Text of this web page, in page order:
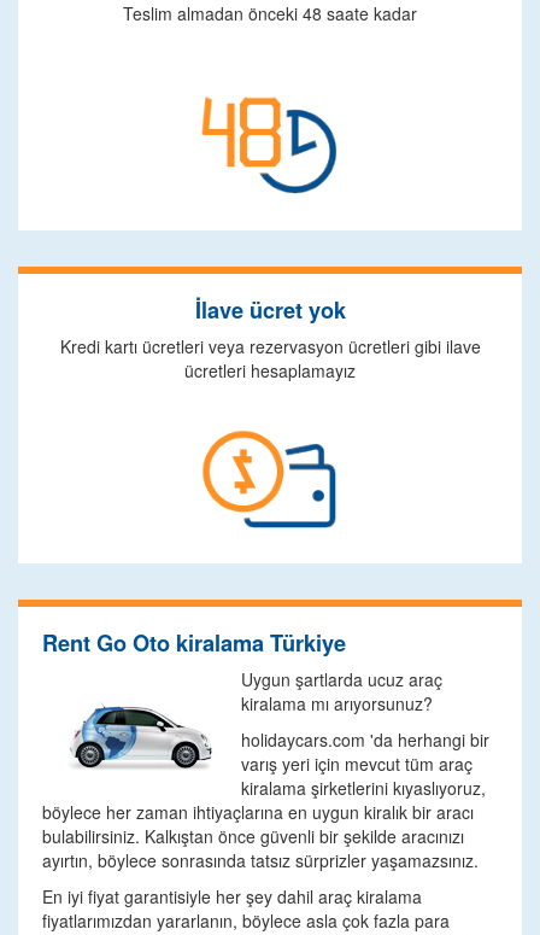
Teslim almadan önceki 48 saate kadar
İlave ücret yok
Kredi kartı ücretleri veya rezervasyon ücretleri gibi ilave
ücretleri hesaplamayız
Rent Go Oto kiralama Türkiye
Uygun şartlarda ucuz araç
kiralama mı arıyorsunuz?
holidaycars.com 'da herhangi bir
varış yeri için mevcut tüm araç
kiralama şirketlerini kıyaslıyoruz,
böylece her zaman ihtiyaçlarına en uygun kiralık bir aracı
bulabilirsiniz. Kalkıştan önce güvenli bir şekilde aracınızı
ayırtın, böylece sonrasında tatsız sürprizler yaşamazsınız.
En iyi fiyat garantisiyle her şey dahil araç kiralama
fiyatlarımızdan yararlanın, böylece asla çok fazla para